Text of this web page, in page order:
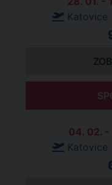
Katovice
04. 02. -
Katovice